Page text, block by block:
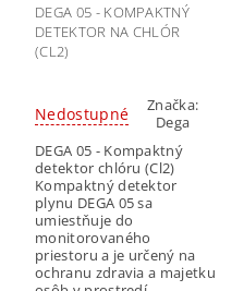
DEGA 05 - KOMPAKTNÝ
DETEKTOR NA CHLÓR
(CL2)
Nedostupné
Značka:
Dega
DEGA 05 - Kompaktný
detektor chlóru (Cl2)
Kompaktný detektor
plynu DEGA 05 sa
umiestňuje do
monitorovaného
priestoru a je určený na
ochranu zdravia a majetku